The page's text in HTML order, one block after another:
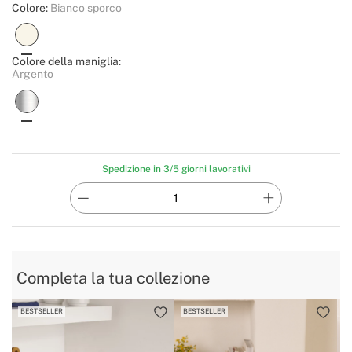
Colore: Bianco sporco
Colore della maniglia:
Argento
Spedizione in 3/5 giorni lavorativi
Completa la tua collezione
BESTSELLER BESTSELLER